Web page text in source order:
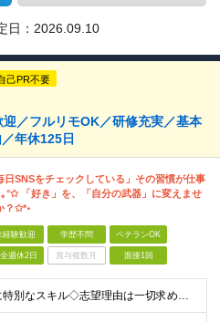
日： 2026.09.10
己PR不要
／フルリモOK／研修充実／基本
年休125日
日SNSをチェックしている」その習慣が仕事
°✩ 「好き」を、「自分の武器」に変えませ
？✩*॰
経験歓迎 学歴不問 ベテランOK
週休2日 賞与複数月 面接1回
＼＼応募に特別なスキル◇志望理由は一切求めません！／／ 学歴不問◇職種・業種未経験歓迎◇面接は1回のみ！ ☆10名以上の仲間を大募集！ 未経験・第二新卒・はじめての正社員も大歓迎！ 「SNSが好き